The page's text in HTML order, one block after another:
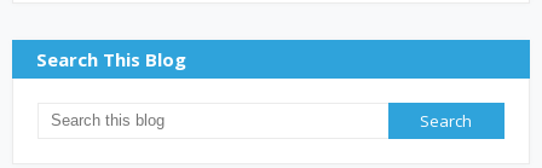
Search This Blog